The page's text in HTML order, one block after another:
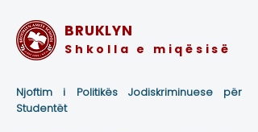
BRUKLYN
Shkolla e miqësisë
Njoftim i Politikës Jodiskriminuese për
Studentët